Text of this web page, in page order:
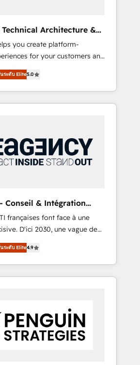
API, audit et maintenance) ➤
sites internet de conversion
les visiteurs en
mise en place
marketing (SEO,
automatisation marketing,
: - 10 ans
HubSpot cumulées
Architecture &
you create platform-
for your customers and
multi-hub solutions and
across your entire
Lenovo, Bluetooth,
Uber Freight, and
of any HubSpot partner and
– not an individual – with
strategy,
project management. We
based, FTE team members.
based and managed
that include new
custom development, and
support.
ระดับ Elite5.0
Conseil & Intégration
françaises font face à une
D'ici 2030, une vague de
recomposer le marché.
les entreprises qui auront
Le problème ?
savent que l'IA est vitale
C'est le paradoxe français :
action nulle. La solution
Augmentée. Ce n'est pas
ระดับ Elite4.9